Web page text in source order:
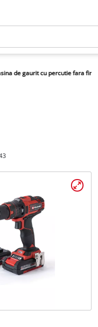
de gaurit cu percutie fara fir